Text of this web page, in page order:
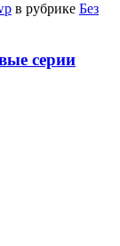
в рубрике Без
серии